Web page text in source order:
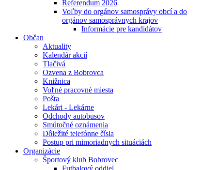
Referendum 2026
Voľby do orgánov samosprávy obcí a do
orgánov samosprávnych krajov
Informácie pre kandidátov
Občan
Aktuality
Kalendár akcií
Tlačivá
Ozvena z Bobrovca
Knižnica
Voľné pracovné miesta
Pošta
Lekári - Lekárne
Odchody autobusov
Smútočné oznámenia
Dôležité telefónne čísla
Postup pri mimoriadnych situáciách
Organizácie
Športový klub Bobrovec
Futbalový oddiel